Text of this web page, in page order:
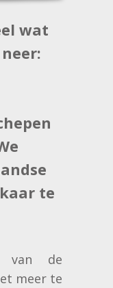
wat
te
van de
meer te